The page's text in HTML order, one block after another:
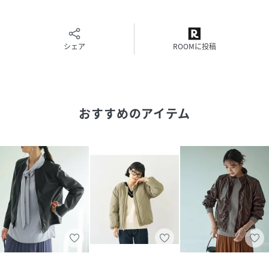
ポリエステル95% ポリウレタン5%
QX0245_72529030720
シェア ROOMに投稿
おすすめのアイテム